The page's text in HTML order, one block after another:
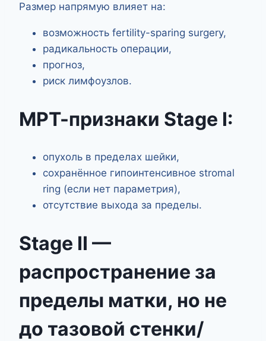
Размер напрямую влияет на:
возможность fertility-sparing surgery,
радикальность операции,
прогноз,
риск лимфоузлов.
МРТ-признаки Stage I:
опухоль в пределах шейки,
сохранённое гипоинтенсивное stromal
ring (если нет параметрия),
отсутствие выхода за пределы.
Stage II —
распространение за
пределы матки, но не
до тазовой стенки/